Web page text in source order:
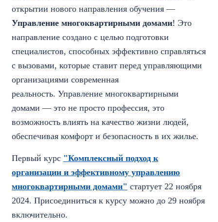
открытии нового направления обучения —
Управление многоквартирными домами! Это
направление создано с целью подготовки
специалистов, способных эффективно справляться
с вызовами, которые ставит перед управляющими
организациями современная
реальность. Управление многоквартирными
домами — это не просто профессия, это
возможность влиять на качество жизни людей,
обеспечивая комфорт и безопасность в их жилье.
Первый курс "Комплексный подход к
организации и эффективному управлению
многоквартирными домами" стартует 22 ноября
2024. Присоединиться к курсу можно до 29 ноября
включительно.